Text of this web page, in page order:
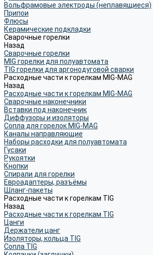
Вольфрамовые электроды (неплавящиеся)
Припои
Флюсы
Керамические подкладки
Сварочные горелки
Назад
Сварочные горелки
MIG горелки для полуавтомата
TIG горелки для аргонодуговой сварки
Расходные части к горелкам MIG-MAG
Назад
Расходные части к горелкам MIG-MAG
Сварочные наконечники
Вставки под наконечник
Диффузоры и изоляторы
Сопла для горелок MIG-MAG
Каналы направляющие
Наборы расходки для полуавтомата
Гусаки
Рукоятки
Кнопки
Спирали для горелки
Евроадаптеры, разъёмы
Шланг-пакеты
Расходные части к горелкам TIG
Назад
Расходные части к горелкам TIG
Цанги
Держатели цанг
Изоляторы, кольца TIG
Сопла TIG